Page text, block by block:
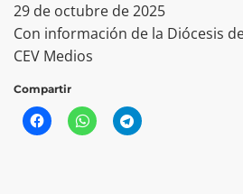
29 de octubre de 2025
Con información de la Diócesis
CEV Medios
Compartir